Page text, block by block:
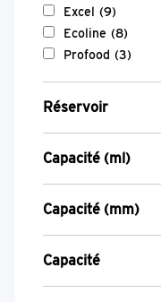
Excel (9)
Ecoline (8)
Profood (3)
Réservoir
Capacité (ml)
Capacité (mm)
Capacité